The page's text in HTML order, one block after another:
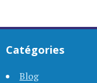
Catégories
Blog